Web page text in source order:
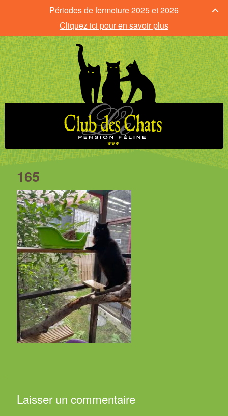
165
Laisser un commentaire
Périodes de fermeture 2025 et 2026
Cliquez ici pour en savoir plus